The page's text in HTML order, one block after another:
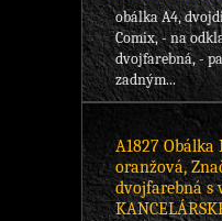
obálka A4,
Comix, - na
dvojfarebná, -
zadným...
A1827 Obálka
oranžová,
dvojfarebná s